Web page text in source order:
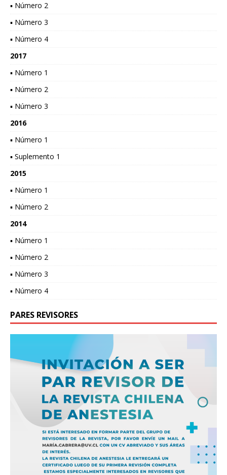
▪ Número 2
▪ Número 3
▪ Número 4
2017
▪ Número 1
▪ Número 2
▪ Número 3
2016
▪ Número 1
▪ Suplemento 1
2015
▪ Número 1
▪ Número 2
2014
▪ Número 1
▪ Número 2
▪ Número 3
▪ Número 4
PARES REVISORES